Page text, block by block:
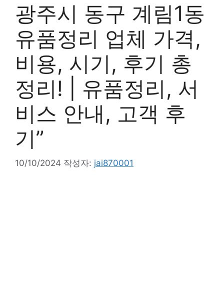
광주시 동구 계림1동
유품정리 업체 가격,
비용, 시기, 후기 총
정리! | 유품정리, 서
비스 안내, 고객 후
기”
10/10/2024 작성자: jai870001